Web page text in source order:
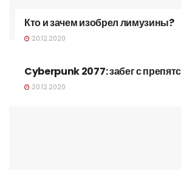
Кто и зачем изобрел лимузины?
20.12.2020
Cyberpunk 2077: забег с
20.12.2020